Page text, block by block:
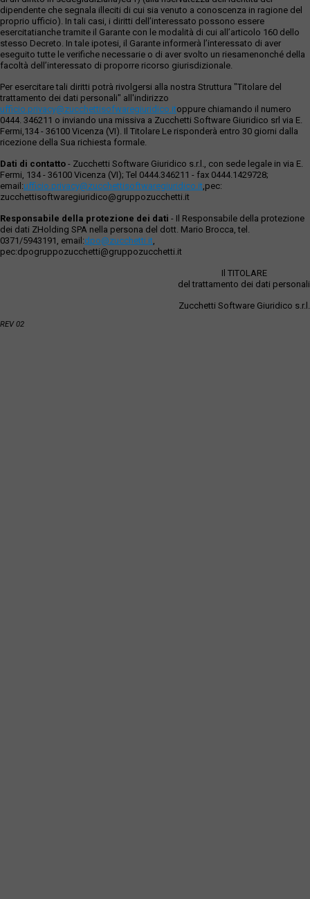
dipendente che segnala illeciti di cui sia venuto a conoscenza in ragione del
proprio ufficio). In tali casi, i diritti dell’interessato possono essere
esercitatianche tramite il Garante con le modalità di cui all’articolo 160 dello
stesso Decreto. In tale ipotesi, il Garante informerà l’interessato di aver
eseguito tutte le verifiche necessarie o di aver svolto un riesamenonché della
facoltà dell’interessato di proporre ricorso giurisdizionale.
Per esercitare tali diritti potrà rivolgersi alla nostra Struttura "Titolare del
trattamento dei dati personali" all'indirizzo
ufficio.privacy@zucchettisofwaregiuridico.itoppure chiamando il numero
0444. 346211 o inviando una missiva a Zucchetti Software Giuridico srl via E.
Fermi,134 - 36100 Vicenza (VI). Il Titolare Le risponderà entro 30 giorni dalla
ricezione della Sua richiesta formale.
Dati di contatto - Zucchetti Software Giuridico s.r.l., con sede legale in via E.
Fermi, 134 - 36100 Vicenza (VI); Tel 0444.346211 - fax 0444.1429728;
email:ufficio.privacy@zucchettisoftwaregiuridico.it,pec:
zucchettisoftwaregiuridico@gruppozucchetti.it
Responsabile della protezione dei dati - Il Responsabile della protezione
dei dati ZHolding SPA nella persona del dott. Mario Brocca, tel.
0371/5943191, email:dpo@zucchetti.it,
pec:dpogruppozucchetti@gruppozucchetti.it
Il TITOLARE
del trattamento dei dati personali
Zucchetti Software Giuridico s.r.l.
REV 02